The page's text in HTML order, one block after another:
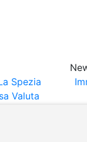
Spezia
Valuta